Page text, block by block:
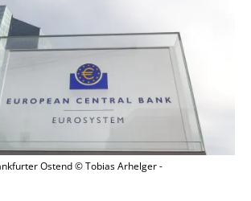
Ostend © Tobias Arhelger -